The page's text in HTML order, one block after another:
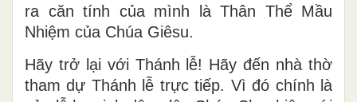
ra căn tính của mình là Thân Thể Mầu
Nhiệm của Chúa Giêsu.
Hãy trở lại với Thánh lễ! Hãy đến nhà thờ
tham dự Thánh lễ trực tiếp. Vì đó chính là